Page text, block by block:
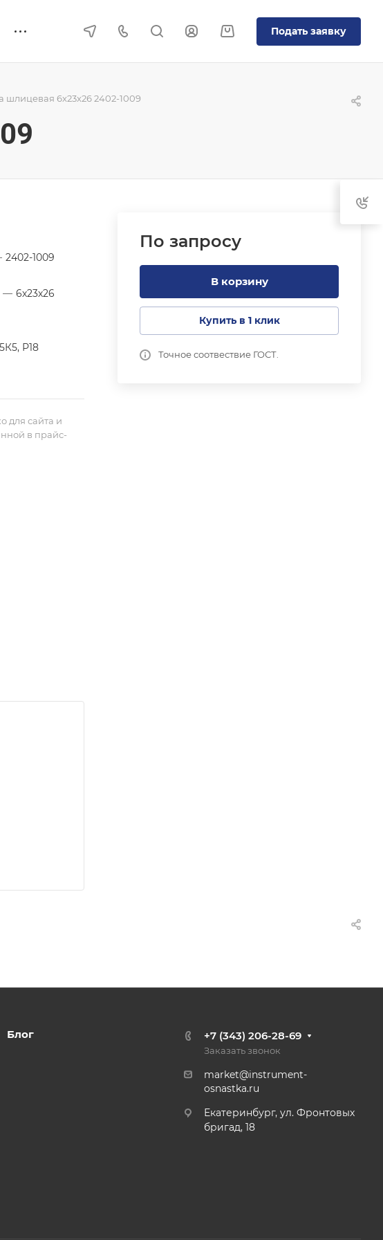
Подать заявку
шлицевая 6x23x26 2402-1009
По запросу
В корзину
Купить в 1 клик
Точное соотвествие ГОСТ.
2402-1009
— 6х23х26
Р18
для сайта и
в прайс-
Блог +7 (343) 206-28-69
Заказать звонок
market@instrument-
osnastka.ru
Екатеринбург, ул. Фронтовых
бригад, 18